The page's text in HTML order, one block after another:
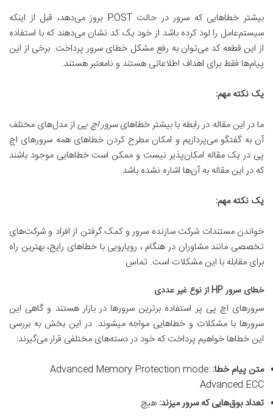
بیشتر خطاهایی که سرور در حالت POST بروز می‌دهد، قبل از اینکه
سیستم‌عامل را لود کرده باشد از خود یک کد نشان می‌دهند که با استفاده
از این قطعه کد می‌توان به رفع مشکل خطای سرور پرداخت. برخی از این
پیام‌ها فقط برای اهداف اطلاعاتی هستند و نامعتبر هستند.
یک نکته مهم:
ما در این مقاله در رابطه با بیشتر خطاهایسرور اچ پیاز مدل‌های مختلف
آن به گفتگو می‌پردازیم و امکان مطرح کردن خطاهای همه سرورهای اچ
پی در یک مقاله امکان‌پذیر نیست و ممکن است خطاهایی موجود باشند
که در این مقاله به آن‌ها اشاره نشده باشد.
یک نکته مهم:
خواندن مستندات شرکت سازنده سرور و کمک گرفتن از افراد و شرکت‌های
تخصصی مانند مشاوران در هنگام ، رویارویی با خطاهای رایج، بهترین راه
برای مقابله با این مشکلات است. تماس
خطای سرورHP از نوع غیر عددی
سرورهای اچ پی پر استفاده برترین سرورها در بازار هستند و گاهی این
سرورها با مشکلات و خطاهایی مواجه میشوند. در این بخش به بررسی
این خطاها خواهیم پرداخت که خود در دسته‌های مختلفی قرار می‌گیرند:
متن پیام خطا:
Advanced Memory Protection mode:
Advanced ECC
تعداد بوق‌هایی که سرور میزند: هیچ